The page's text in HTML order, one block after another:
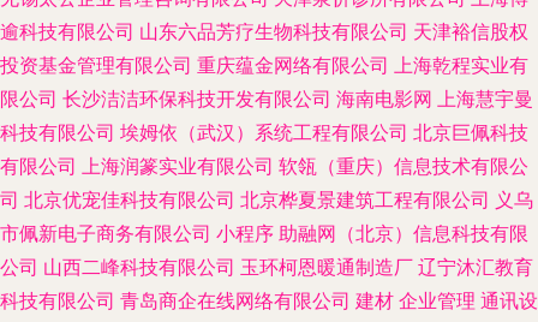
逾科技有限公司 山东六品芳疗生物科技有限公司 天津裕信股权
投资基金管理有限公司 重庆蕴金网络有限公司 上海乾程实业有
限公司 长沙洁洁环保科技开发有限公司 海南电影网 上海慧宇曼
科技有限公司 埃姆依（武汉）系统工程有限公司 北京巨佩科技
有限公司 上海润篆实业有限公司 软瓴（重庆）信息技术有限公
司 北京优宠佳科技有限公司 北京桦夏景建筑工程有限公司 义乌
市佩新电子商务有限公司 小程序 助融网（北京）信息科技有限
公司 山西二峰科技有限公司 玉环柯恩暖通制造厂 辽宁沐汇教育
科技有限公司 青岛商企在线网络有限公司 建材 企业管理 通讯设